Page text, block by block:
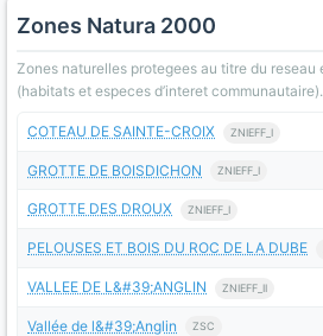
Zones Natura 2000
Zones naturelles protegees au titre du
(habitats et especes d’interet communautaire).
COTEAU DE SAINTE-CROIX ZNIEFF_I
GROTTE DE BOISDICHON ZNIEFF_I
GROTTE DES DROUX ZNIEFF_I
PELOUSES ET BOIS DU ROC DE LA DUBE
VALLEE DE L&#39;ANGLIN ZNIEFF_II
Vallée de l&#39;Anglin ZSC